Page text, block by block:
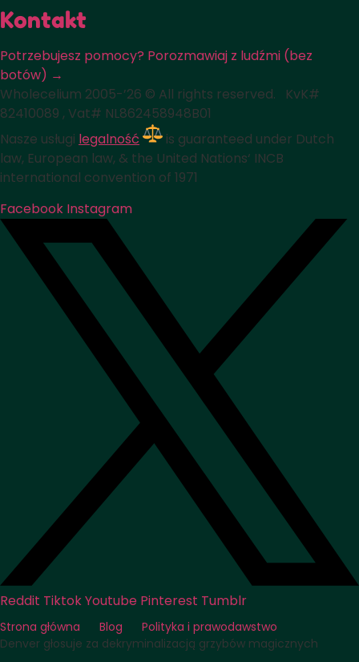
Kontakt
Potrzebujesz pomocy? Porozmawiaj z ludźmi (bez
botów) →
Wholecelium 2005-’26 ©️ All rights reserved. KvK#
82410089 , Vat# NL862458948B01
Nasze usługi legalność
is guaranteed under Dutch
law, European law, & the United Nations‘ INCB
international convention of 1971
Facebook Instagram
Reddit TiktokYoutube Pinterest Tumblr
Strona główna Blog
Polityka i prawodawstwo
Denver głosuje za dekryminalizacją grzybów magicznych